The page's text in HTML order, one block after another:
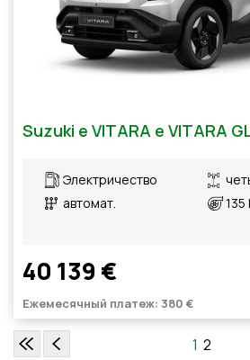
Suzuki e VITARA e VITARA
Электричество
автомат.
135
40 139 €
Ежемесячный платеж: 380 €
1 2